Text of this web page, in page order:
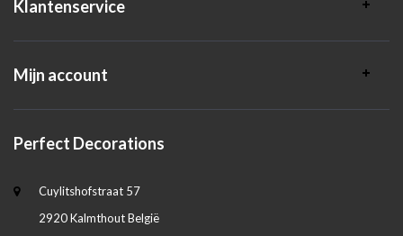
Klantenservice
Mijn account
Perfect Decorations
Cuylitshofstraat 57
2920 Kalmthout België